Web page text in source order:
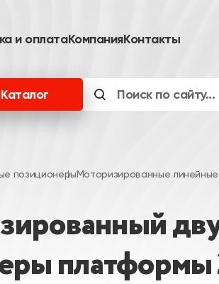
и оплатаКомпанияКонтакты
Каталог
позиционерыМоторизированные